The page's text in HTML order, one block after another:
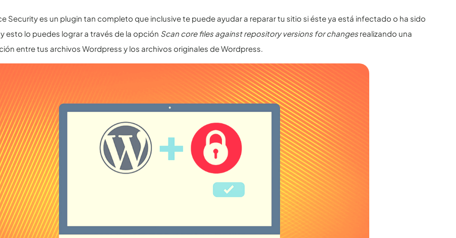
Security es un plugin tan completo que inclusive te puede ayudar a reparar tu sitio si éste ya está infectado o ha sido
esto lo puedes lograr a través de la opción Scan core files against repository versions for changesrealizando una
entre tus archivos Wordpress y los archivos originales de Wordpress.